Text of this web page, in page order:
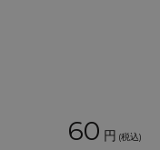
60 円 (税込)